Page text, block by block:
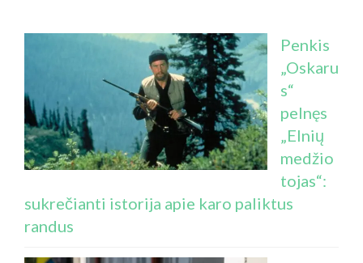
Penkis
„Oskaru
s“
pelnęs
„Elnių
medžio
tojas“:
sukrečianti istorija apie karo paliktus
randus